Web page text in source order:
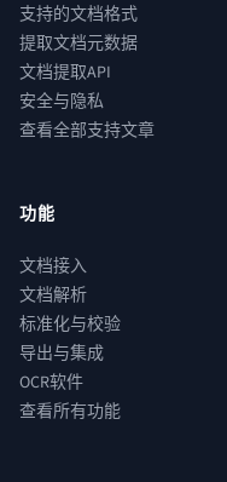
支持的文档格式
提取文档元数据
文档提取API
安全与隐私
查看全部支持文章
功能
文档接入
文档解析
标准化与校验
导出与集成
OCR软件
查看所有功能